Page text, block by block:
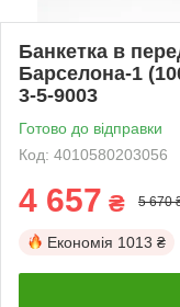
Банкетка в
Барселона-1
3-5-9003
Готово до відправки
Код: 4010580203056
4 657 ₴ 5 670
Економія 1013 ₴